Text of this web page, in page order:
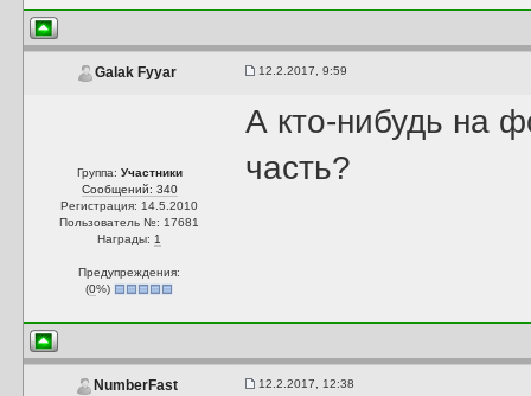
Galak Fyyar 12.2.2017, 9:59
Группа: Участники
Сообщений: 340
Регистрация: 14.5.2010
Пользователь №: 17681
Награды: 1
Предупреждения:
(0%)
А кто-нибудь на
часть?
NumberFast 12.2.2017, 12:38